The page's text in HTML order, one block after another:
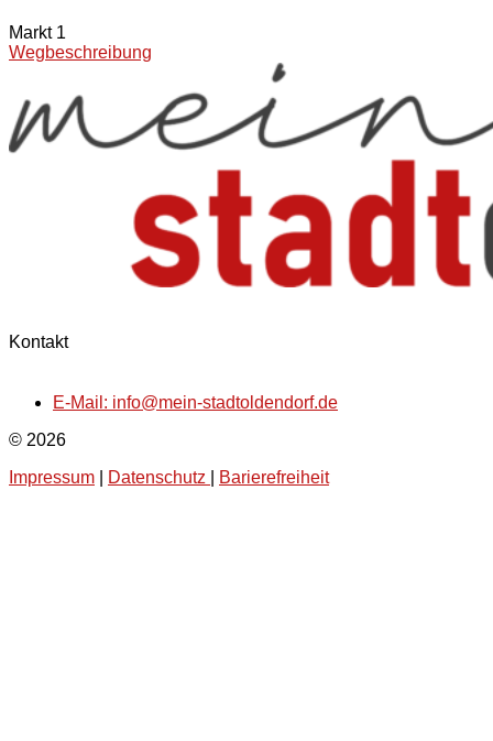
Markt 1
Wegbeschreibung
Kontakt
E-Mail: info@mein-stadtoldendorf.de
© 2026
Impressum
Datenschutz Barierefreiheit